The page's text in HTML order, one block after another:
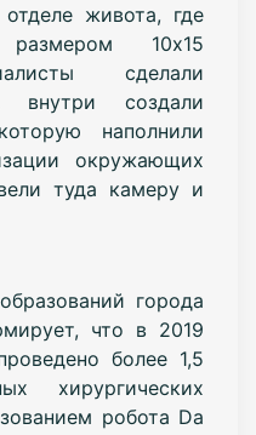
живота, где
10х15
сделали
внутри создали
наполнили
окружающих
туда камеру и
города
что в 2019
более 1,5
хирургических
робота Da